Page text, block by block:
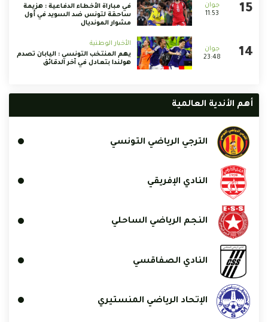
11:53
في مباراة الأخطاء الدفاعية : هزيمة
ساحقة لتونس ضد السويد في أول
مشوار المونديال
23:48
الأخبار الوطنية
يهم المنتخب التونسي : اليابان تصدم
هولندا بتعادل في آخر الدقائق
أهم الأندية العالمية
الترجي الرياضي التونسي
النادي الإفريقي
النجم الرياضي الساحلي
النادي الصفاقسي
الإتحاد الرياضي المنستيري